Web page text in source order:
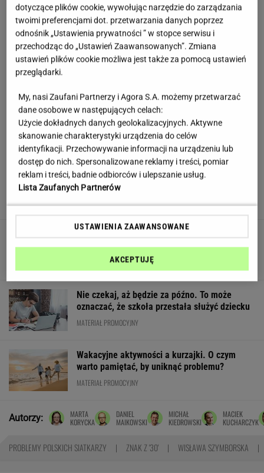
Księżniczka musi iść do wojska. Tyle czasu
spędzi w armii
Urzędnicy pukają do domów. Chcą paragonów
MATERIAŁ PROMOCYJNY
aktorki PRL-u na zdjęciach!
Nie czekaj, aż będzie za późno. To może
oznaczać, że szkoła przestała służyć dziecku
MATERIAŁ PROMOCYJNY
Wakacyjne aktywności a kurzajki. O czym
warto pamiętać, by uniknąć problemu?
MATERIAŁ PROMOCYJNY
Autorzy:
MARTA
KORYCKA
DANIEL
MAIKOWSKI
MICHAŁ
KIEDROWSKI
MACIEK
KUCHARCZYK
PROBLEMY POLSKICH SIATKARZY ZNAK Z '30' WISŁAWA SZYMBORSKA
dotyczące plików cookie, wywołując narzędzie do zarządzania
twoimi preferencjami dot. przetwarzania danych poprzez
odnośnik „Ustawienia prywatności ” w stopce serwisu i
przechodząc do „Ustawień Zaawansowanych”. Zmiana
ustawień plików cookie możliwa jest także za pomocą ustawień
przeglądarki.
My, nasi Zaufani Partnerzy i Agora S.A. możemy przetwarzać
dane osobowe w następujących celach:
Użycie dokładnych danych geolokalizacyjnych. Aktywne
skanowanie charakterystyki urządzenia do celów
identyfikacji. Przechowywanie informacji na urządzeniu lub
dostęp do nich. Spersonalizowane reklamy i treści, pomiar
reklam i treści, badnie odbiorców i ulepszanie usług.
Lista Zaufanych Partnerów
USTAWIENIA ZAAWANSOWANE
AKCEPTUJĘ